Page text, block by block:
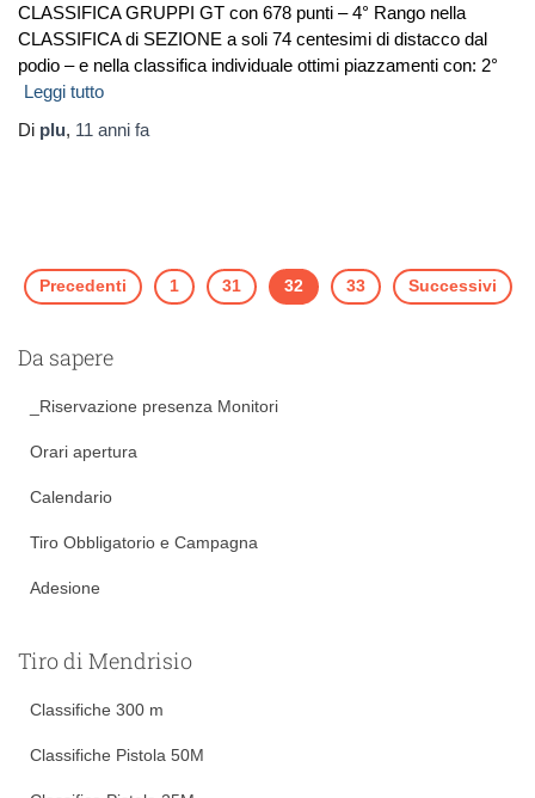
CLASSIFICA GRUPPI GT con 678 punti – 4° Rango nella
CLASSIFICA di SEZIONE a soli 74 centesimi di distacco dal
podio – e nella classifica individuale ottimi piazzamenti con: 2°
Leggi tutto
Di plu, 11 anni fa
Precedenti 1 31 32 33 Successivi
Da sapere
_Riservazione presenza Monitori
Orari apertura
Calendario
Tiro Obbligatorio e Campagna
Adesione
Tiro di Mendrisio
Classifiche 300 m
Classifiche Pistola 50M